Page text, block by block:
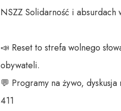
NSZZ Solidarność i absurdach
📣 Reset to strefa wolnego
obywateli.
💬 Programy na żywo,
411